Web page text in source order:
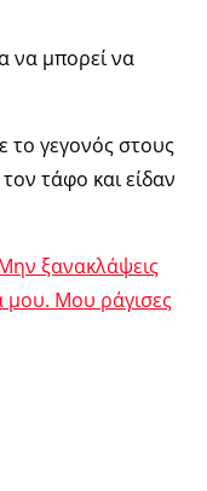
να μπορεί να
το γεγονός στους
τάφο και είδαν
ξανακλάψεις
μου. Μου ράγισες